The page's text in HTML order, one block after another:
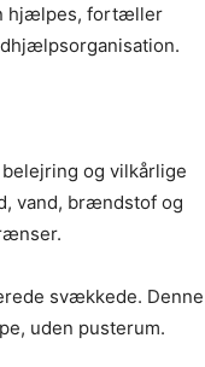
hjælpes, fortæller
og vilkårlige
vand, brændstof og
svækkede. Denne
uden pusterum.